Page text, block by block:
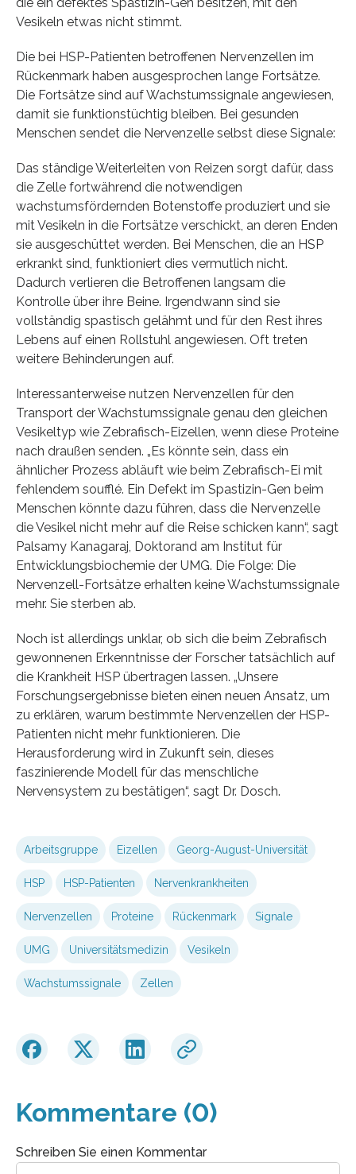
Vesikeln etwas nicht stimmt.
Die bei HSP-Patienten betroffenen Nervenzellen im
Rückenmark haben ausgesprochen lange Fortsätze.
Die Fortsätze sind auf Wachstumssignale angewiesen,
damit sie funktionstüchtig bleiben. Bei gesunden
Menschen sendet die Nervenzelle selbst diese Signale:
Das ständige Weiterleiten von Reizen sorgt dafür, dass
die Zelle fortwährend die notwendigen
wachstumsfördernden Botenstoffe produziert und sie
mit Vesikeln in die Fortsätze verschickt, an deren Enden
sie ausgeschüttet werden. Bei Menschen, die an HSP
erkrankt sind, funktioniert dies vermutlich nicht.
Dadurch verlieren die Betroffenen langsam die
Kontrolle über ihre Beine. Irgendwann sind sie
vollständig spastisch gelähmt und für den Rest ihres
Lebens auf einen Rollstuhl angewiesen. Oft treten
weitere Behinderungen auf.
Interessanterweise nutzen Nervenzellen für den
Transport der Wachstumssignale genau den gleichen
Vesikeltyp wie Zebrafisch-Eizellen, wenn diese Proteine
nach draußen senden. „Es könnte sein, dass ein
ähnlicher Prozess abläuft wie beim Zebrafisch-Ei mit
fehlendem soufflé. Ein Defekt im Spastizin-Gen beim
Menschen könnte dazu führen, dass die Nervenzelle
die Vesikel nicht mehr auf die Reise schicken kann“, sagt
Palsamy Kanagaraj, Doktorand am Institut für
Entwicklungsbiochemie der UMG. Die Folge: Die
Nervenzell-Fortsätze erhalten keine Wachstumssignale
mehr. Sie sterben ab.
Noch ist allerdings unklar, ob sich die beim Zebrafisch
gewonnenen Erkenntnisse der Forscher tatsächlich auf
die Krankheit HSP übertragen lassen. „Unsere
Forschungsergebnisse bieten einen neuen Ansatz, um
zu erklären, warum bestimmte Nervenzellen der HSP-
Patienten nicht mehr funktionieren. Die
Herausforderung wird in Zukunft sein, dieses
faszinierende Modell für das menschliche
Nervensystem zu bestätigen“, sagt Dr. Dosch.
Arbeitsgruppe Eizellen Georg-August-Universität
HSP HSP-Patienten Nervenkrankheiten
Nervenzellen Proteine Rückenmark Signale
UMG Universitätsmedizin Vesikeln
Wachstumssignale Zellen
Kommentare (0)
Schreiben Sie einen Kommentar